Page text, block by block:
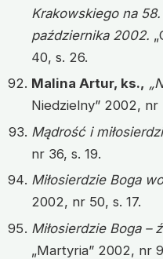
Krakowskiego na
października 2002.
40, s. 26.
Malina Artur, ks.,
Niedzielny” 2002, nr
Mądrość i
nr 36, s. 19.
Miłosierdzie Boga
2002, nr 50, s. 17.
Miłosierdzie Boga –
„Martyria” 2002, nr